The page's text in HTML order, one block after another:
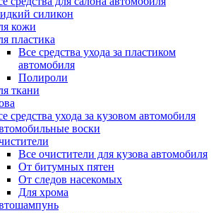
силикон
кожи
пластика
Все средства ухода за пластиком
автомобиля
Полироли
ткани
средства ухода за кузовом автомобиля
воски
Все очистители для кузова автомобиля
От битумных пятен
От следов насекомых
Для хрома